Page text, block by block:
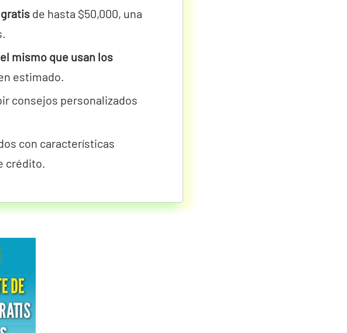
de hasta $50,000, una
mismo que usan los
estimado.
consejos personalizados
con características
crédito.